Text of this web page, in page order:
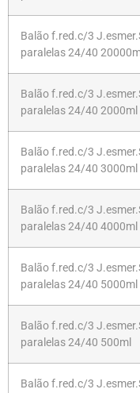
Balão f.red.c/3
paralelas 24/40
Balão f.red.c/3
paralelas 24/40 2000ml
Balão f.red.c/3
paralelas 24/40 3000ml
Balão f.red.c/3
paralelas 24/40 4000ml
Balão f.red.c/3
paralelas 24/40 5000ml
Balão f.red.c/3
paralelas 24/40 500ml
Balão f.red.c/3